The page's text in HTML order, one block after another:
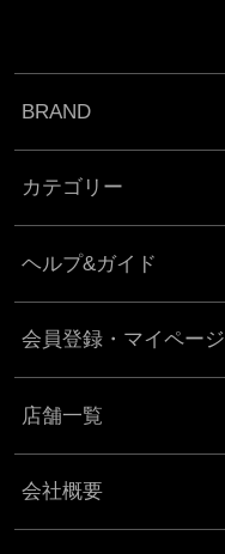
BRAND
カテゴリー
ヘルプ&ガイド
会員登録・マイページ
店舗一覧
会社概要